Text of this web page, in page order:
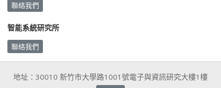
聯絡我們
智能系統研究所
聯絡我們
地址：30010 新竹市大學路1001號電子與資訊研究大樓1樓